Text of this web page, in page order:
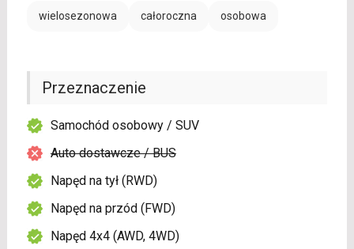
wielosezonowa całoroczna osobowa
Przeznaczenie
Samochód osobowy / SUV
Auto dostawcze / BUS
Napęd na tył (RWD)
Napęd na przód (FWD)
Napęd 4x4 (AWD, 4WD)